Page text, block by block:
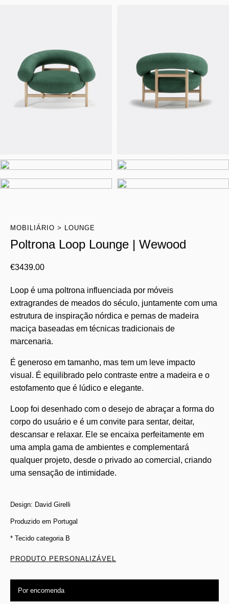
MOBILIÁRIO LOUNGE
Poltrona Loop Lounge | Wewood
€3439.00
Loop é uma poltrona influenciada por móveis
extragrandes de meados do século, juntamente com uma
estrutura de inspiração nórdica e pernas de madeira
maciça baseadas em técnicas tradicionais de
marcenaria.
É generoso em tamanho, mas tem um leve impacto
visual. É equilibrado pelo contraste entre a madeira e o
estofamento que é lúdico e elegante.
Loop foi desenhado com o desejo de abraçar a forma do
corpo do usuário e é um convite para sentar, deitar,
descansar e relaxar. Ele se encaixa perfeitamente em
uma ampla gama de ambientes e complementará
qualquer projeto, desde o privado ao comercial, criando
uma sensação de intimidade.
Design: David Girelli
Produzido em Portugal
* Tecido categoria B
PRODUTO PERSONALIZÁVEL
Por encomenda